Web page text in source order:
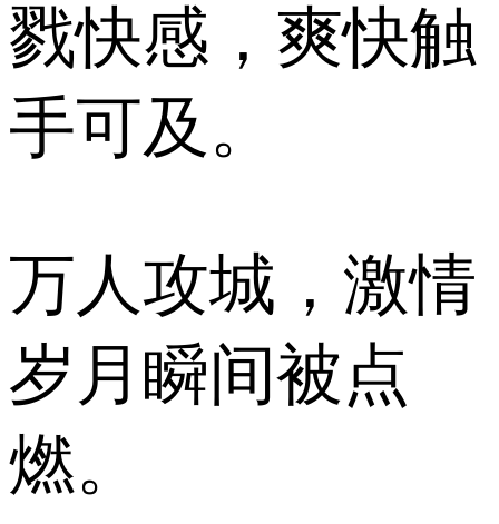
戮快感，爽快触
手可及。
万人攻城，激情
岁月瞬间被点
燃。